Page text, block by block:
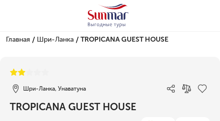
Главная / Шри-Ланка / TROPICANA GUEST HOUSE
Шри-Ланка, Унаватуна
TROPICANA GUEST HOUSE